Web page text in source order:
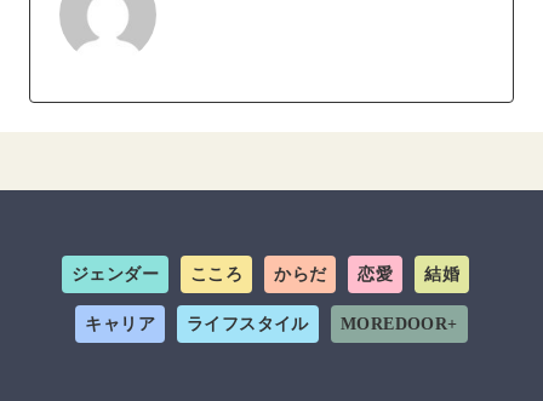
ジェンダー こころ からだ 恋愛 結婚
キャリア ライフスタイル MOREDOOR+